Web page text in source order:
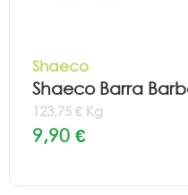
Shaeco
Shaeco Barra
123,75 € Kg
9,90 €